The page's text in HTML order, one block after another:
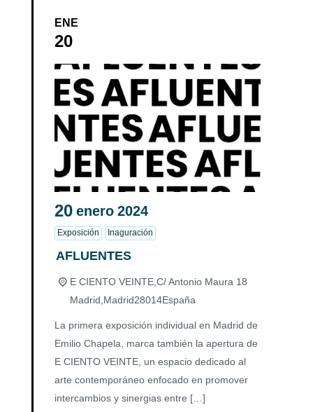
ENE
20
20 enero 2024
Exposición Inaguración
AFLUENTES
E CIENTO VEINTE, C/ Antonio Maura 18
Madrid Madrid28014España
La primera exposición individual en Madrid de
Emilio Chapela, marca también la apertura de
E CIENTO VEINTE, un espacio dedicado al
arte contemporáneo enfocado en promover
intercambios y sinergias entre […]